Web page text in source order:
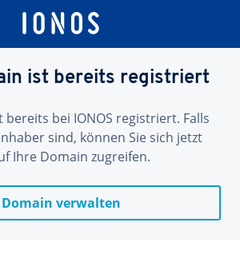
ist bereits registriert
bereits bei IONOS registriert. Falls
sind, können Sie sich jetzt
Ihre Domain zugreifen.
Domain verwalten